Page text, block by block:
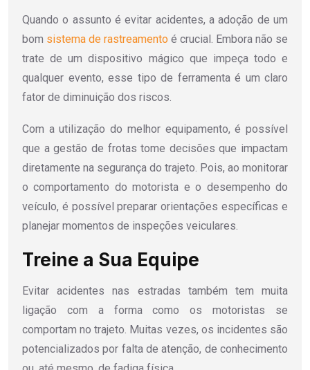
Quando o assunto é evitar acidentes, a adoção de um
bom sistema de rastreamento é crucial. Embora não se
trate de um dispositivo mágico que impeça todo e
qualquer evento, esse tipo de ferramenta é um claro
fator de diminuição dos riscos.
Com a utilização do melhor equipamento, é possível
que a gestão de frotas tome decisões que impactam
diretamente na segurança do trajeto. Pois, ao monitorar
o comportamento do motorista e o desempenho do
veículo, é possível preparar orientações específicas e
planejar momentos de inspeções veiculares.
Treine a Sua Equipe
Evitar acidentes nas estradas também tem muita
ligação com a forma como os motoristas se
comportam no trajeto. Muitas vezes, os incidentes são
potencializados por falta de atenção, de conhecimento